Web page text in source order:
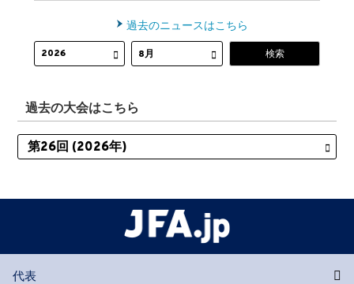
過去のニュースはこちら
過去の大会はこちら
代表